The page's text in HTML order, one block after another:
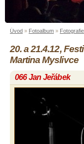
Úvod » Fotoalbum »
20. a 21.4.12,
Martina Myslivce
066 Jan Jeřábek